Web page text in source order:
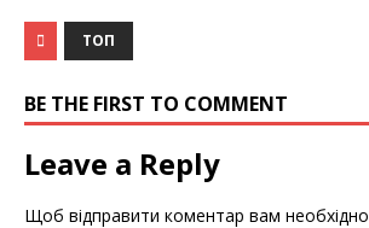
ТОП
BE THE FIRST TO COMMENT
Leave a Reply
Щоб відправити коментар вам необхідно